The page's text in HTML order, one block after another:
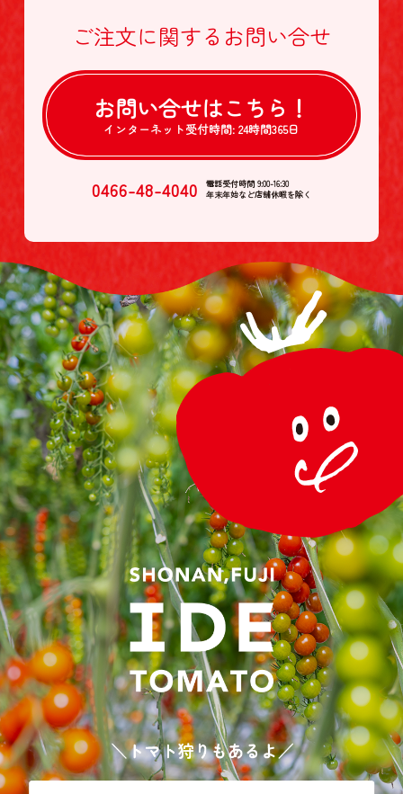
ご注文に関する お問い合せ
お問い合せはこちら！
インターネット受付時間: 24時間365日
0466-48-4040
電話受付時間 9:00-16:30
年末年始など店舗休暇を除く